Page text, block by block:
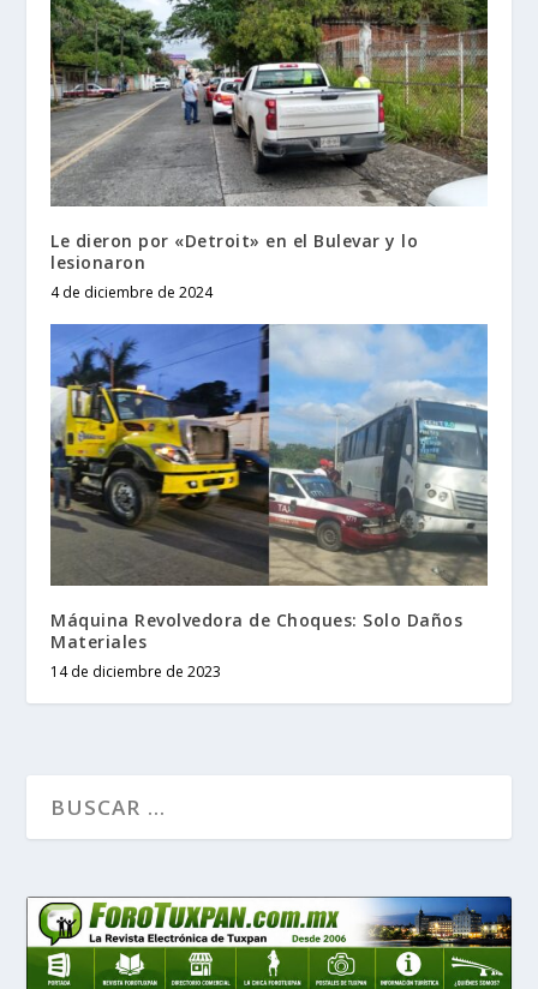
Le dieron por «Detroit» en el Bulevar y lo
lesionaron
4 de diciembre de 2024
Máquina Revolvedora de Choques: Solo Daños
Materiales
14 de diciembre de 2023